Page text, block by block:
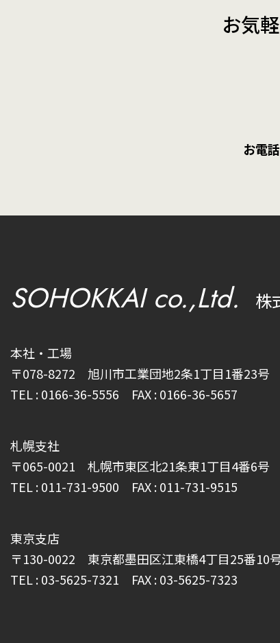
お気
お電
SOHOKKAI co.,Ltd. 株
本社・工場
〒078-8272 旭川市工業団地2条1丁目1番23号
TEL : 0166-36-5556 FAX : 0166-36-5657
札幌支社
〒065-0021 札幌市東区北21条東1丁目4番6号
TEL : 011-731-9500 FAX : 011-731-9515
東京支店
〒130-0022 東京都墨田区江東橋4丁目25番10
TEL : 03-5625-7321 FAX : 03-5625-7323